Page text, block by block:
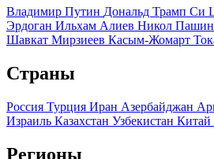
Владимир Путин Дональд Трамп Си
Эрдоган Ильхам Алиев Никол
Шавкат Мирзиеев Касым-Жомарт
Страны
Россия Турция Иран Азербайджан
Израиль Казахстан Узбекистан Китай
Регионы